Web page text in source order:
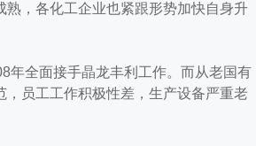
，各化工企业也紧跟形势加快自身升
全面接手晶龙丰利工作。而从老国有
员工工作积极性差，生产设备严重老